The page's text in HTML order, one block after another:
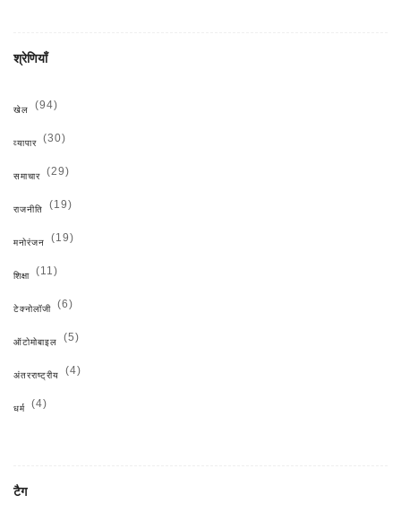
श्रेणियाँ
खेल (94)
व्यापार (30)
समाचार (29)
राजनीति (19)
मनोरंजन (19)
शिक्षा (11)
टेक्नोलॉजी (6)
ऑटोमोबाइल (5)
अंतरराष्ट्रीय (4)
धर्म (4)
टैग